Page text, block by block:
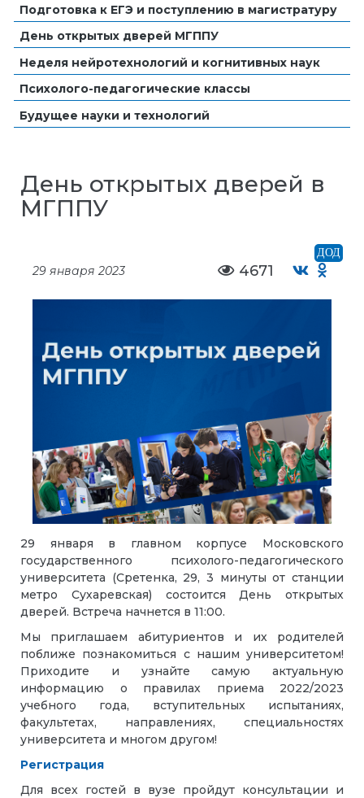
Подготовка к ЕГЭ и поступлению в магистратуру
День открытых дверей МГППУ
Неделя нейротехнологий и когнитивных наук
Психолого-педагогические классы
Будущее науки и технологий
День открытых дверей в
МГППУ
ДОД
29 января 2023 4671
29 января в главном корпусе Московского
государственного психолого-педагогического
университета (Сретенка, 29, 3 минуты от станции
метро Сухаревская) состоится День открытых
дверей. Встреча начнется в 11:00.
Мы приглашаем абитуриентов и их родителей
поближе познакомиться с нашим университетом!
Приходите и узнайте самую актуальную
информацию о правилах приема 2022/2023
учебного года, вступительных испытаниях,
факультетах, направлениях, специальностях
университета и многом другом!
Регистрация
Для всех гостей в вузе пройдут консультации и